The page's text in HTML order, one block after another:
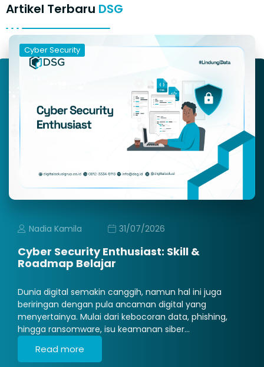
Artikel Terbaru DSG
Cyber Security
Nadia Kamila 31/07/2026
Cyber Security Enthusiast: Skill &
Roadmap Belajar
Dunia digital semakin canggih, namun hal ini juga
beriringan dengan pula ancaman digital yang
menyertainya. Mulai dari kebocoran data, phishing,
hingga ransomware, isu keamanan siber…
Read more